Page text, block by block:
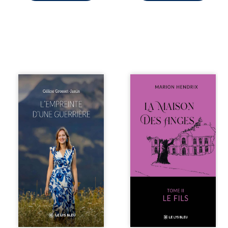
Que reste-t-il de
l’enfance lorsque
la maladie impose
ses propres règles
? L’empreinte
d’une guerrière
livre, sans détour,
le récit d’un
quotidien
bouleversé par la
maladie
chronique,
l’errance médicale
et de longues
hospitalisations.
L’auteure y
raconte ce que les
Nous sommes en
après le décès du
patriarche
Anatole-Eustache.
La famille devra
affronter non
seulement un
inconnu qui rôde
autour du
domaine et dont
Firmin, le fidèle
majordome,
redoute les visites,
encombrant